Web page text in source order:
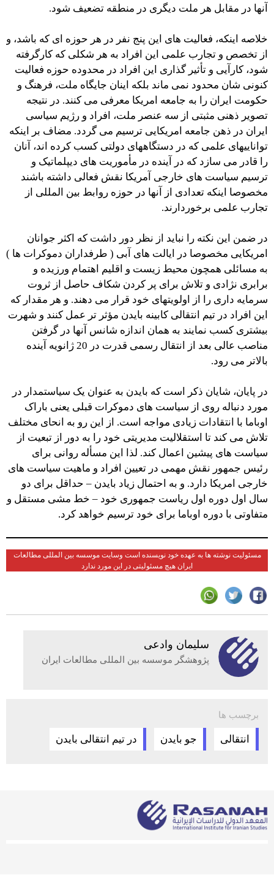
آنها در مقابل هر ملت دیگری در منطقه تضعیف شود.
خلاصه اینکه، فعالیت های این پنج نفر در هر حوزه ای که باشد، و
از تخصص و تجارب علمی این افراد به هر شکلی که کارگرفته
شود، کارآیی و تأثیر گذاری این افراد در محدوده حوزه فعالیت
کنونی شان محدود نمی ماند بلکه اینان جایگاه ملت، فرهنگ و
حکومت ایران را به جامعه امریکا معرفی می کنند. در نتیجه
تصویر ذهنی مثبتی از سه عنصر ملت، افراد و رژیم سیاسی
ایران در ذهن جامعه امریکایی ترسیم می گردد. مضاف بر اینکه
تواناییهای علمی که در دستگاههای دولتی کسب کرده اند، آنان
را قادر می سازد که در آینده در مأموریت های دیپلماتیک و
ترسیم سیاست های خارجی آمریکا نقش فعالی داشته باشند
مخصوصا اینکه تعدادی از آنها در حوزه روابط بین المللی از
تجارب علمی برخوردارند.
در ضمن این نکته را نباید از نظر دور داشت که اکثر جوانان
امریکایی مخصوصا در ایالت های آبی ( طرفداران دموکرات ها )
به مسائلی همچون محیط زیست و اقلیم اهتمام ورزیده و
برابری نژادی و تلاش برای پر کردن شکاف حاصل از ثروت
سرمایه داری را از اولویتهای خود قرار می دهند. و هر مقدار که
این افراد در تیم انتقالی کابینه بایدن مؤثر تر عمل کنند و شهرت
بیشتری کسب نمایند به همان اندازه شانس آنها در گرفتن
مناصب عالی بعد از انتقال رسمی قدرت در 20 ژانویه آینده
بالاتر می رود.
در پایان، شایان ذکر است که بایدن به عنوان یک سیاستمدار در
مورد دنباله روی از سیاست های دموکرات قبلی یعنی باراک
اوباما با انتقادات زیادی مواجه است. از این رو به انحای مختلف
تلاش می کند تا استقلالیت مدیریتی خود را به دور از تبعیت از
سیاست های پیشین اعمال کند. لذا این مسأله روانی برای
رئیس جمهور نقش مهمی در تعیین افراد و ماهیت سیاست های
خارجی امریکا دارد. و به احتمال زیاد بایدن – حداقل برای دو
سال اول دوره اول ریاست جمهوری خود – خط مشی مستقل و
متفاوتی با دوره اوباما برای خود ترسیم خواهد کرد.
مسئولیت نوشته ها به عهده خود نویسنده است وسایت موسسه بین المللی مطالعات
ایران هیچ مسئولیتی در این مورد ندارد
سلیمان وادعی
پژوهشگر موسسه بین المللی مطالعات ایران
برچسب ها
انتقالی جو بایدن در تیم انتقالی بایدن